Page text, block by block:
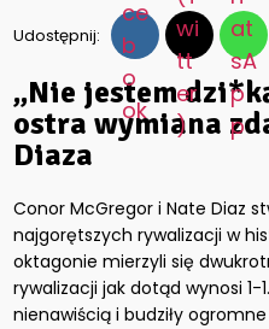
Udostępnij:
„Nie jestem
ostra wymiana
Diaza
Conor McGregor i Nate Diaz
najgorętszych rywalizacji w
oktagonie mierzyli się
rywalizacji jak dotąd wynosi 1-
nienawiścią i budziły